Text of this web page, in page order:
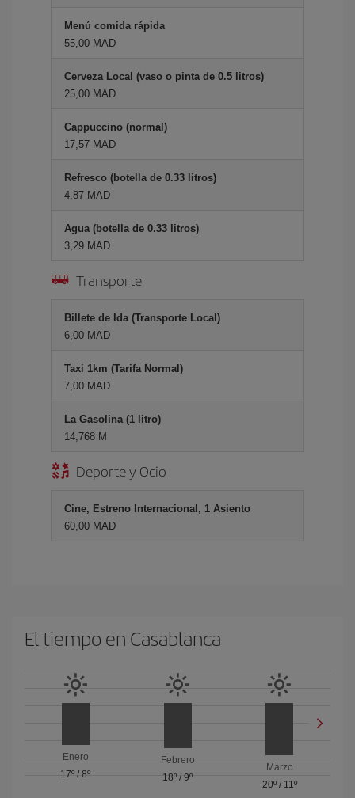
Menú comida rápida
55,00 MAD
Cerveza Local (vaso o pinta de 0.5 litros)
25,00 MAD
Cappuccino (normal)
17,57 MAD
Refresco (botella de 0.33 litros)
4,87 MAD
Agua (botella de 0.33 litros)
3,29 MAD
Transporte
Billete de Ida (Transporte Local)
6,00 MAD
Taxi 1km (Tarifa Normal)
7,00 MAD
La Gasolina (1 litro)
14,768 M
Deporte y Ocio
Cine, Estreno Internacional, 1 Asiento
60,00 MAD
El tiempo en Casablanca
Enero
17º /8º
Febrero
18º/ 9º
Marzo
20º/ 11º